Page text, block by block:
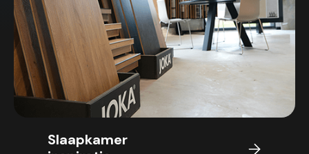
Slaapkamer